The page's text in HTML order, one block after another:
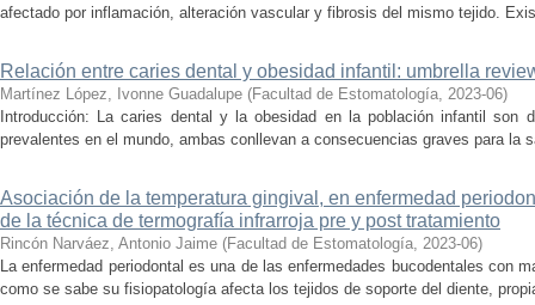
afectado por inflamación, alteración vascular y fibrosis del mismo tejido.
Relación entre caries dental y obesidad infantil: umbrella
Martínez López, Ivonne Guadalupe (Facultad de Estomatología, 2023-06)
Introducción: La caries dental y la obesidad en la población infantil son
prevalentes en el mundo, ambas conllevan a consecuencias graves para la
Asociación de la temperatura gingival, en enfermedad
de la técnica de termografía infrarroja pre y post tratamiento
Rincón Narváez, Antonio Jaime (Facultad de Estomatología, 2023-06)
La enfermedad periodontal es una de las enfermedades bucodentales con
como se sabe su fisiopatología afecta los tejidos de soporte del diente,